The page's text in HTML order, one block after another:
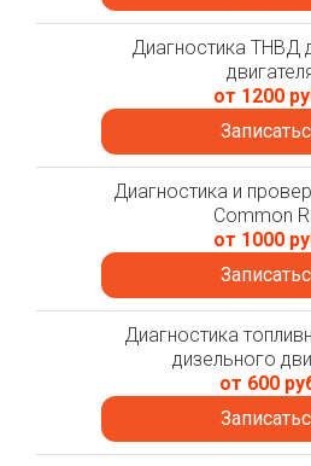
Диагностика ТНВД
от 1200
Диагностика и
Common
от 1000
Диагностика
дизельного
от 600